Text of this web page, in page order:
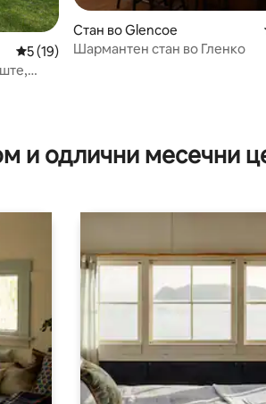
Просечна оцена: 5 од 5, 19 рецензии
5 (19)
Стан во Glencoe
Шармантен стан во Гленко
и одлични месечни